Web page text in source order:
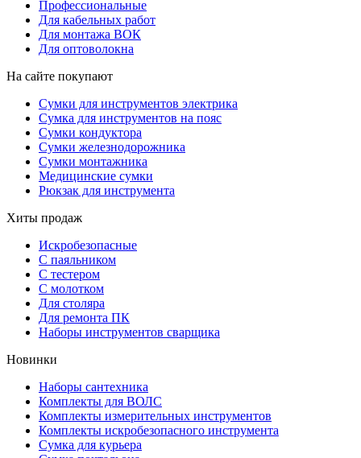
Профессиональные
Для кабельных работ
Для монтажа ВОК
Для оптоволокна
На сайте покупают
Сумки для инструментов электрика
Сумка для инструментов на пояс
Сумки кондуктора
Сумки железнодорожника
Сумки монтажника
Медицинские сумки
Рюкзак для инструмента
Хиты продаж
Искробезопасные
С паяльником
С тестером
С молотком
Для столяра
Для ремонта ПК
Наборы инструментов сварщика
Новинки
Наборы сантехника
Комплекты для ВОЛС
Комплекты измерительных инструментов
Комплекты искробезопасного инструмента
Сумка для курьера